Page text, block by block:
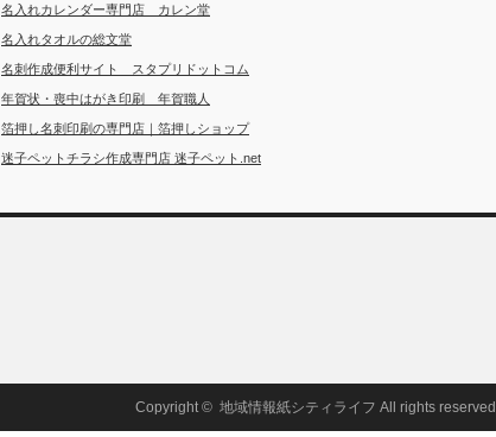
名入れカレンダー専門店 カレン堂
名入れタオルの総文堂
名刺作成便利サイト スタプリドットコム
年賀状・喪中はがき印刷 年賀職人
箔押し名刺印刷の専門店｜箔押しショップ
迷子ペットチラシ作成専門店 迷子ペット.net
Copyright © 地域情報紙シティライフ All rights reserved.